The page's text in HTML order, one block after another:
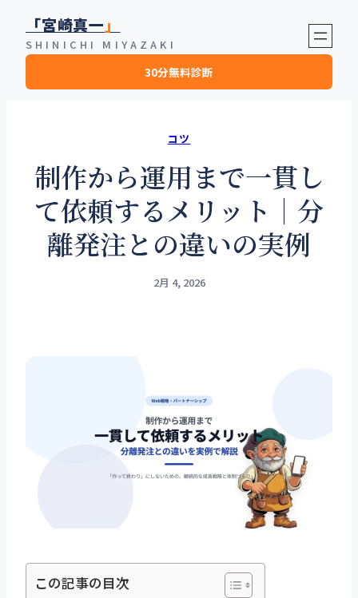
「宮崎真一 」
SHINICHI MIYAZAKI
30分無料診断
コツ
制作から運用まで一貫し
て依頼するメリット｜分
離発注との違いの実例
2月 4, 2026
この記事の目次